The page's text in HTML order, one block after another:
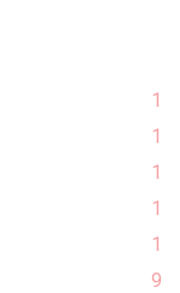
1
1
1
1
1
9